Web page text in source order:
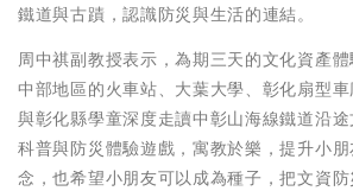
鐵道與古蹟，認識防災與生活的連結。
周中祺副教授表示，為期三天的文化資產
中部地區的火車站、大葉大學、彰化扇型
與彰化縣學童深度走讀中彰山海線鐵道沿
科普與防災體驗遊戲，寓教於樂，提升小
念，也希望小朋友可以成為種子，把文資